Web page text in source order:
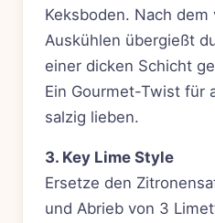
Keksboden. Nach dem
Auskühlen übergießt
einer dicken Schicht
Ein Gourmet-Twist für
salzig lieben.
3. Key Lime Style
Ersetze den
und Abrieb von 3